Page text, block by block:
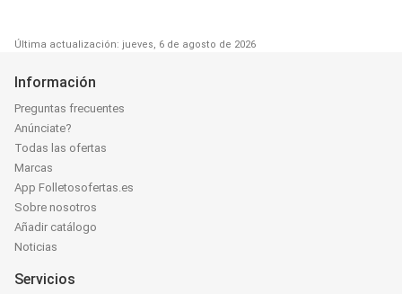
Última actualización: jueves, 6 de agosto de 2026
Información
Preguntas frecuentes
Anúnciate?
Todas las ofertas
Marcas
App Folletosofertas.es
Sobre nosotros
Añadir catálogo
Noticias
Servicios